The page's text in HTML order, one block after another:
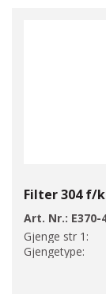
Filter 304 f/
Art. Nr.: E370-
Gjenge str 1:
Gjengetype: